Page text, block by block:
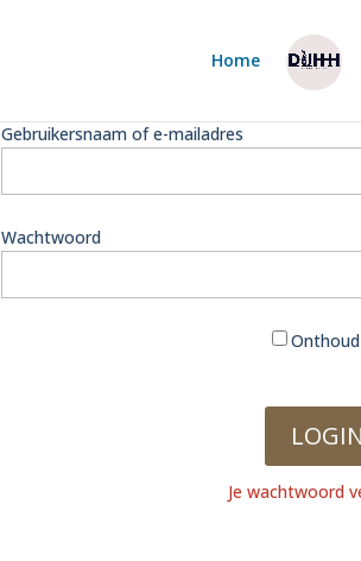
Home
Gebruikersnaam of e-mailadres
Wachtwoord
Je wachtwoord